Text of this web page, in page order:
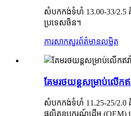
សំបកកង់ទំហំ 13.00-33/2.5 គឺ
ប្រទេសចិន។
ការសាកសួរព័ត៌មានលម្អិត
គែម​រថយន្ត​សម្រាប់​លើក​
សំបកកង់ទំហំ 11.25-25/2.0 គឺ
ផលិតឧបករណ៍ដើម (OEM) នៅ